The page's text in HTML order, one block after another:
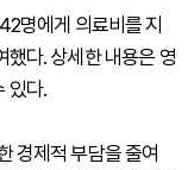
명에게 의료비를 지
했다. 상세한 내용은 영
있다.
경제적 부담을 줄여